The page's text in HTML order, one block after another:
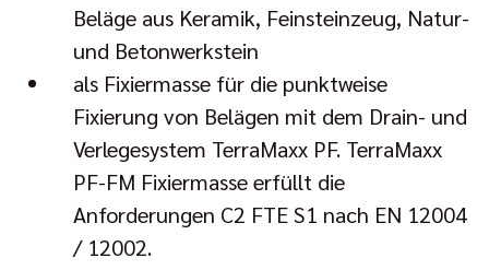
Beläge aus Keramik, Feinsteinzeug, Natur-
und Betonwerkstein
als Fixiermasse für die punktweise
Fixierung von Belägen mit dem Drain- und
Verlegesystem TerraMaxx PF. TerraMaxx
PF-FM Fixiermasse erfüllt die
Anforderungen C2 FTE S1 nach EN 12004
/ 12002.